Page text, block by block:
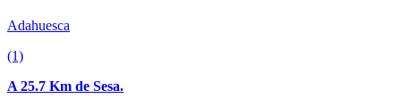
Adahuesca
(1)
A 25.7 Km de Sesa.